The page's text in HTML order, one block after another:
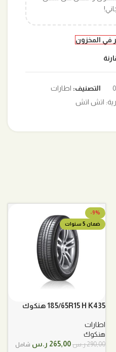
في المخزون
التصنيف: اطارات
اتش اتش
-9%
ضمان 5 سنوات
185/65R15 H K435 هنكوك
اطارات
هنكوك
290,00ر.س السعر
265,00 ر.س السعر
شامل